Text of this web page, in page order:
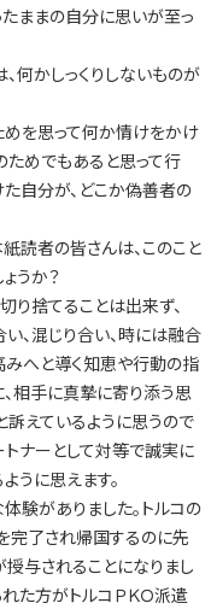
ままの自分に思いが至っ
何かしっくりしないものが
めを思って何か情けをかけ
ためでもあると思って行
た自分が、どこか偽善者の
読者の皆さんは、このこと
うか？
り捨てることは出来ず、
、混じり合い、時には融合
みへと導く知恵や行動の指
相手に真摯に寄り添う思
えているように思うので
トナーとして対等で誠実に
うに思えます。
験がありました。トルコの
完了され帰国するのに先
与されることになりまし
た方がトルコＰＫＯ派遣